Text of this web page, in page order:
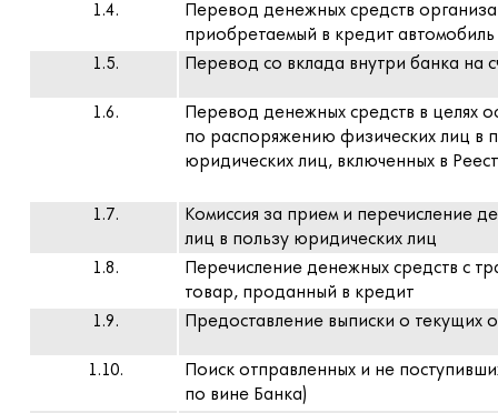
1.4.
Перевод денежных средств
приобретаемый в кредит автомобиль
1.5.
Перевод со вклада внутри банка на
1.6.
Перевод денежных средств в целях
по распоряжению физических лиц в
юридических лиц, включенных в
1.7.
Комиссия за прием и перечисление
лиц в пользу юридических лиц
1.8.
Перечисление денежных средств с
товар, проданный в кредит
1.9.
Предоставление выписки о текущих
1.10.
Поиск отправленных и не
по вине Банка)